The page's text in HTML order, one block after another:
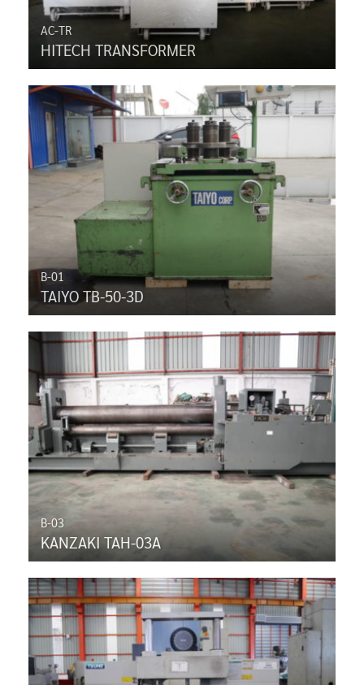
AC-TR
HITECH TRANSFORMER
B-01
TAIYO TB-50-3D
B-03
KANZAKI TAH-03A